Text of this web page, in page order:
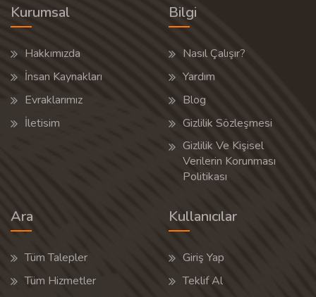
Kurumsal
Hakkımızda
İnsan Kaynakları
Evraklarımız
İletisim
Bilgi
Nasıl Çalışır?
Yardım
Blog
Gizlilik Sözleşmesi
Gizlilik Ve Kişisel
Verilerin Korunması
Politikası
Ara
Tüm Talepler
Tüm Hizmetler
Kullanıcılar
Giriş Yap
Teklif Al